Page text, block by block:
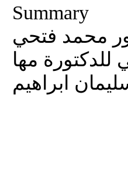
Summary
محمد فتحي
للدكتورة مها
ابراهيم